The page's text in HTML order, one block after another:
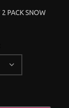
PACK SNOW